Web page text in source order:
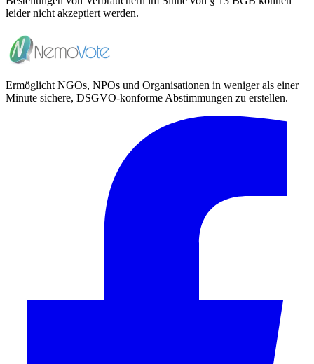
leider nicht akzeptiert werden.
Ermöglicht NGOs, NPOs und Organisationen in weniger als einer
Minute sichere, DSGVO-konforme Abstimmungen zu erstellen.